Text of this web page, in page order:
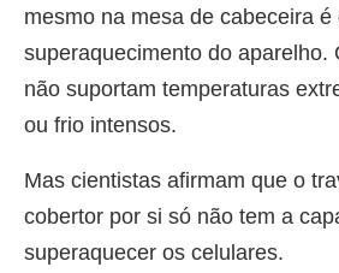
mesmo na mesa de cabeceira é
superaquecimento do aparelho.
não suportam temperaturas
ou frio intensos.
Mas cientistas afirmam que o
cobertor por si só não tem a
superaquecer os celulares.